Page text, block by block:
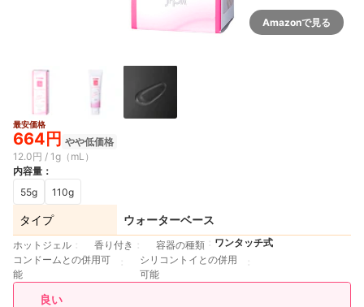
Amazonで見る
最安価格
664円 やや低価格
12.0円 / 1g（mL）
内容量 ：
55g
110g
タイプ ウォーターベース
ホットジェル 香り付き 容器の種類
ワンタッチ式
コンドームとの併用可
能
シリコントイとの併用
可能
良い